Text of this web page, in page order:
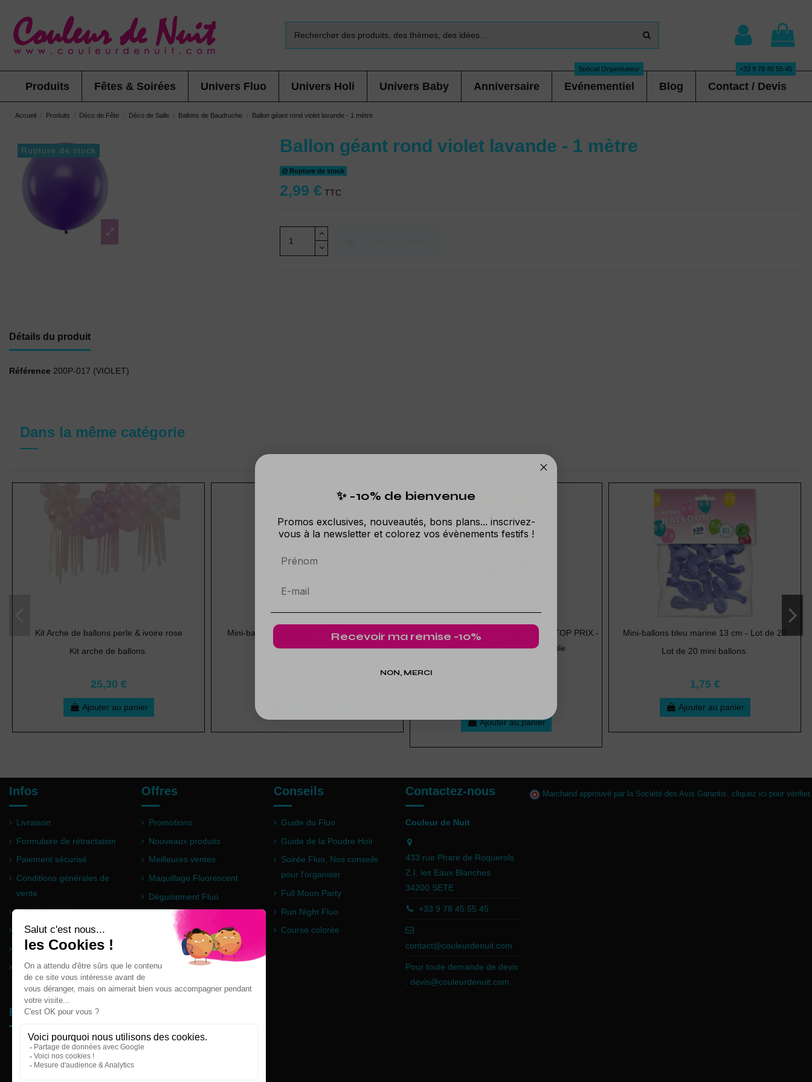
Produits Fêtes & Soirées Univers Fluo Univers Holi Univers Baby Anniversaire Evénementiel
Spécial Organisateur
Blog Contact / Devis
+33 9 78 45 55 45
Accueil Produits Déco de Fête Déco de Salle Ballons de Baudruche Ballon géant rond violet lavande - 1 mètre
Rupture de stock Ballon géant rond violet lavande - 1 mètre
Rupture de stock
2,99 € TTC
Détails du produit
Référence 200P-017 (VIOLET)
Dans la même catégorie
Kit Arche de ballons perle & ivoire rose
Kit arche de ballons.
25,30 €
Ajouter au panier
Mini-ballons rose pastel 13 cm - Lot de 20
Lot de 20 mini ballons.
50 ballons de baudruche Vert Forêt, TOP PRIX -
23 cm - 100% éco responsable
Ajouter au panier
Mini-ballons bleu marine 13 cm - Lot de 20
Lot de 20 mini ballons.
1,75 €
Ajouter au panier
Infos
Livraison
Formulaire de rétractation
Paiement sécurisé
Conditions générales de
vente
Mentions légales
Questions fréquentes
Partenaires
Plan du site
Offres
Promotions
Nouveaux produits
Meilleures ventes
Maquillage Fluorescent
Déguisement Fluo
Poudre Holi
Conseils
Guide du Fluo
Guide de la Poudre Holi
Soirée Fluo, Nos conseils
pour l'organiser
Full Moon Party
Run Night Fluo
Course colorée
Contactez-nous
Couleur de Nuit
433 rue Phare de Roquerols
Z.I. les Eaux Blanches
34200 SETE
+33 9 78 45 55 45
contact@couleurdenuit.com
Pour toute demande de devis
:devis@couleurdenuit.com
Marchand approuvé par la Société des Avis Garantis, cliquez ici pour vérifier.
Follow us
✨ -10% de bienvenue
Promos exclusives, nouveautés, bons plans... inscrivez-
vous à la newsletter et colorez vos évènements festifs !
Prénom
Recevoir ma remise -10%
NON, MERCI